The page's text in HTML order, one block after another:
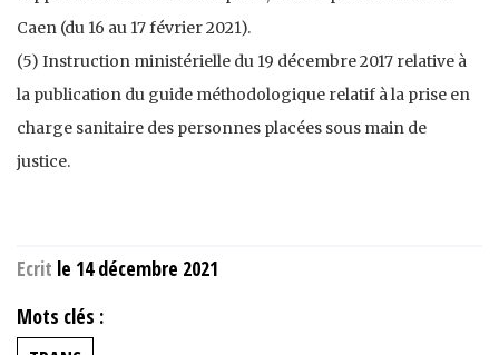
Caen (du 16 au 17 février 2021).
(5) Instruction ministérielle du 19 décembre 2017 relative à
la publication du guide méthodologique relatif à la prise en
charge sanitaire des personnes placées sous main de
justice.
Ecrit le 14 décembre 2021
Mots clés :